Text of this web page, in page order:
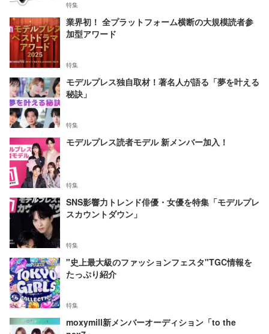
特集
業界初！ 全プラットフォーム横断の大規模読者参
加型アワード
特集
モデルプレス独自取材！著名人が語る「夢を叶える
秘訣」
特集
モデルプレス読者モデル 新メンバー加入！
特集
SNS影響力トレンド俳優・女優を特集「モデルプレ
スカウントダウン」
特集
"史上最大級のファッションフェスタ"TGC情報を
たっぷり紹介
特集
moxymill新メンバーオーディション「to the